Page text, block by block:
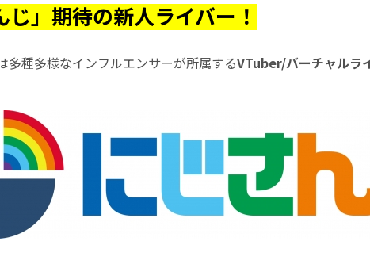
じ」期待の新人ライバー！
多種多様なインフルエンサーが所属するVTuber/バーチャルラ